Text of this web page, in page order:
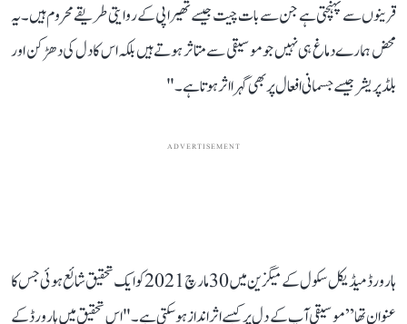
قرینوں سے پہنچتی ہے جن سے بات چیت جیسے تھیراپی کے روایتی طریقے محروم ہیں۔ یہ
محض ہمارے دماغ ہی نہیں جو موسیقی سے متاثر ہوتے ہیں بلکہ اس کا دل کی دھڑکن اور
بلڈ پریشر جیسے جسمانی افعال پر بھی گہرا اثر ہوتا ہے۔"
ADVERTISEMENT
ہارورڈ میڈیکل سکول کے میگزین میں 30 مارچ 2021 کو ایک تحقیق شائع ہوئی جس کا
عنوان تھا ”موسیقی آپ کے دل پر کیسے اثرانداز ہو سکتی ہے۔" اس تحقیق میں ہارورڈ کے